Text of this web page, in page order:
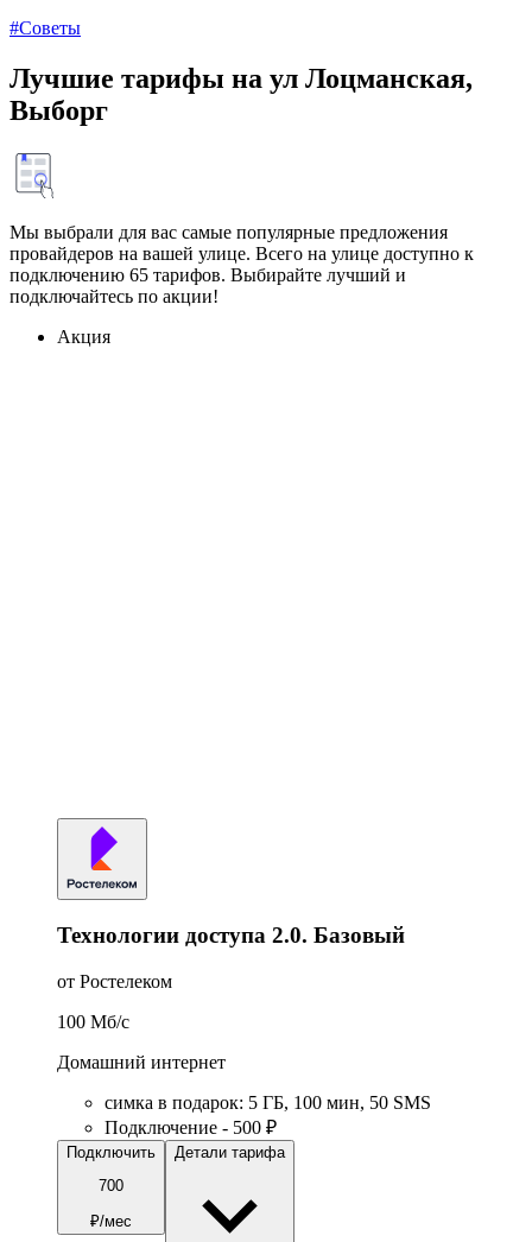
#Советы
Лучшие тарифы на ул Лоцманская,
Выборг
Мы выбрали для вас самые популярные предложения
провайдеров на вашей улице. Всего на улице доступно к
подключению 65 тарифов. Выбирайте лучший и
подключайтесь по акции!
Акция
Технологии доступа 2.0. Базовый
от Ростелеком
100 Мб/c
Домашний интернет
симка в подарок: 5 ГБ, 100 мин, 50 SMS
Подключение - 500 ₽
Подключить
700
₽/мес
Детали тарифа